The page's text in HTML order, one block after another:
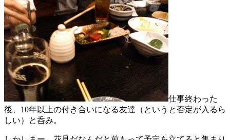
仕事終わった
後、10年以上の付き合いになる友達（というと否定が入るら
しい）と呑み。